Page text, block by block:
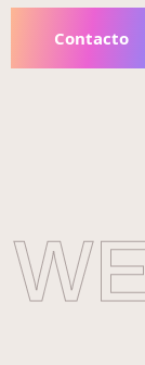
Contacto